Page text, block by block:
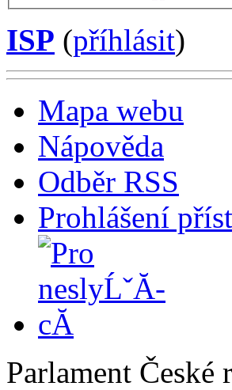
ISP (příhlásit)
Mapa webu
Nápověda
Odběr RSS
Prohlášení
Parlament České